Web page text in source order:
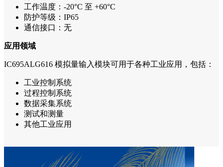
工作温度：-20°C 至 +60°C
防护等级：IP65
通信接口：无
应用领域
IC695ALG616 模拟量输入模块可用于各种工业应用，包括：
工业控制系统
过程控制系统
数据采集系统
测试和测量
其他工业应用